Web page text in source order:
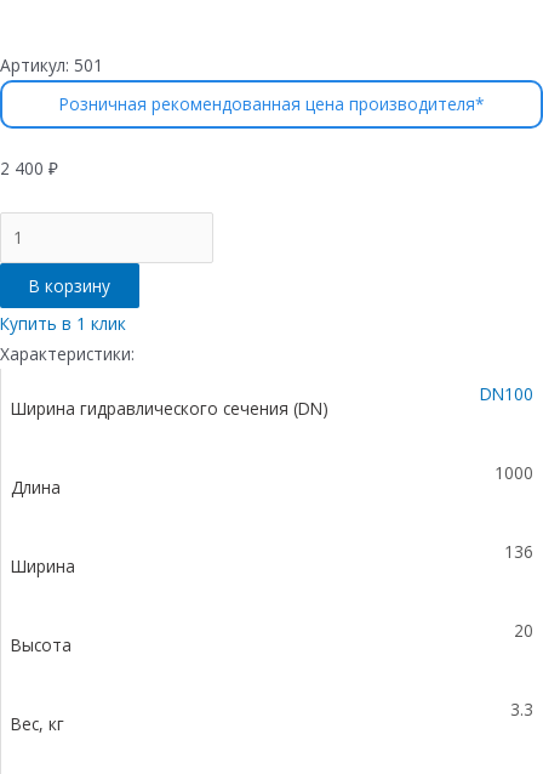
Артикул: 501
Розничная рекомендованная цена производителя*
2 400 ₽
товара
Решетка
водоприемная
Gidrolica
Standart
РВ
оцинкованная,
В корзину
Купить в 1 клик
Характеристики:
Ширина гидравлического сечения (DN)
DN100
Длина
1000
Ширина
136
Высота
20
Вес, кг
3.3